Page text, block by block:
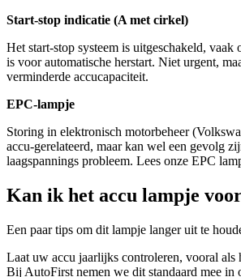
Start-stop indicatie (A met cirkel)
Het start-stop systeem is uitgeschakeld, vaak
is voor automatische herstart. Niet urgent,
verminderde accucapaciteit.
EPC-lampje
Storing in elektronisch motorbeheer
accu-gerelateerd, maar kan wel een gevolg
laagspannings probleem. Lees onze EPC
Kan ik het accu lampje
Een paar tips om dit lampje langer uit te
Laat uw accu jaarlijks controleren, vooral als
Bij AutoFirst nemen we dit standaard mee in